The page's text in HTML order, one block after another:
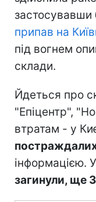
застосувавши
припав на
під вогнем
склади.
Йдеться про
"Епіцентр",
втратам - у
інформацією.
загинули, ще